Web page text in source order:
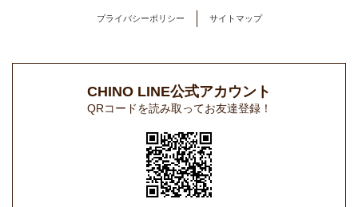
プライバシーポリシー サイトマップ
CHINO LINE公式アカウント
QRコードを読み取ってお友達登録！